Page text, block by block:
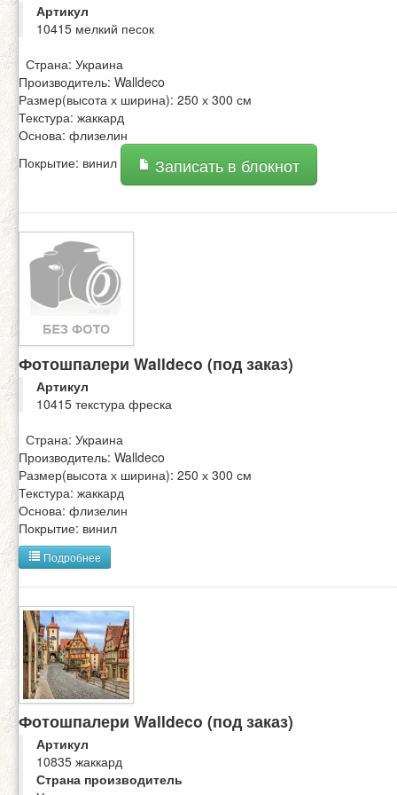
Артикул
10415 мелкий песок
Страна: Украина
Производитель: Walldeco
Размер(высота х ширина): 250 х 300 см
Текстура: жаккард
Основа: флизелин
Покрытие: винил
Записать в блокнот
Фотошпалери Walldeco (под заказ)
Артикул
10415 текстура фреска
Страна: Украина
Производитель: Walldeco
Размер(высота х ширина): 250 х 300 см
Текстура: жаккард
Основа: флизелин
Покрытие: винил
Подробнее
Фотошпалери Walldeco (под заказ)
Артикул
10835 жаккард
Страна производитель